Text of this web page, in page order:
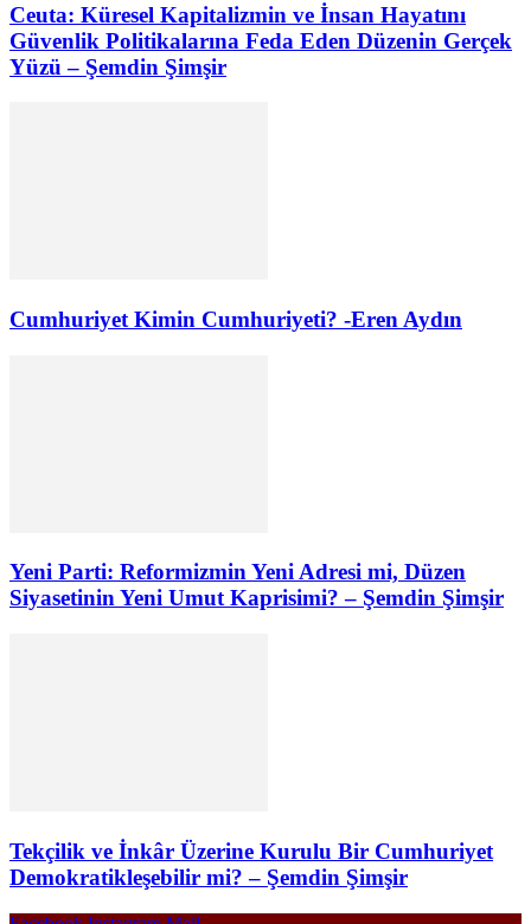
Ceuta: Küresel Kapitalizmin ve İnsan Hayatını
Güvenlik Politikalarına Feda Eden Düzenin Gerçek
Yüzü – Şemdin Şimşir
Cumhuriyet Kimin Cumhuriyeti? -Eren Aydın
Yeni Parti: Reformizmin Yeni Adresi mi, Düzen
Siyasetinin Yeni Umut Kaprisimi? – Şemdin Şimşir
Tekçilik ve İnkâr Üzerine Kurulu Bir Cumhuriyet
Demokratikleşebilir mi? – Şemdin Şimşir